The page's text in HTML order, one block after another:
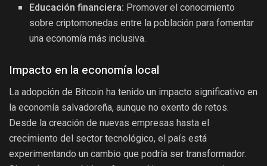
Educación financiera: Promover el conocimiento
sobre criptomonedas entre la población para fomentar
una economía más inclusiva.
Impacto en la economía local
La adopción de Bitcoin ha tenido un impacto significativo en
la economía salvadoreña, aunque no exento de retos.
Desde la creación de nuevas empresas hasta el
crecimiento del sector tecnológico, el país está
experimentando un cambio que podría ser transformador.